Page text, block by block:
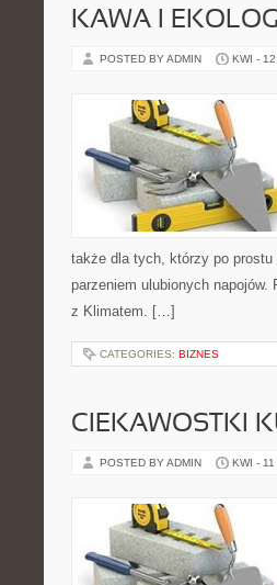
KAWA I
POSTED BY ADMIN KWI -
także dla tych, którzy po prostu
parzeniem ulubionych
z Klimatem. […]
CATEGORIES: BIZNES
CIEKAWOSTKI
POSTED BY ADMIN KWI -